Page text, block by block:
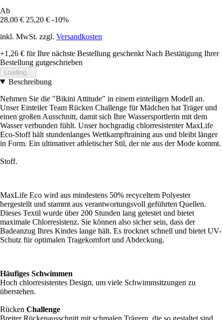
Ab
28,00 € 25,20 € -10%
inkl. MwSt. zzgl. Versandkosten
+1,26 € für Ihre nächste Bestellung geschenkt Nach Bestätigung Ihrer
Bestellung gutgeschrieben
Loading...
Beschreibung
Nehmen Sie die "Bikini Attitude" in einem einteiligen Modell an.
Unser Einteiler Team Rücken Challenge für Mädchen hat Träger und
einen großen Ausschnitt, damit sich Ihre Wassersportlerin mit dem
Wasser verbunden fühlt. Unser hochgradig chlorresistenter MaxLife
Eco-Stoff hält stundenlanges Wettkampftraining aus und bleibt länger
in Form. Ein ultimativer athletischer Stil, der nie aus der Mode kommt.
Stoff.
MaxLife Eco wird aus mindestens 50% recyceltem Polyester
hergestellt und stammt aus verantwortungsvoll geführten Quellen.
Dieses Textil wurde über 200 Stunden lang getestet und bietet
maximale Chlorresistenz. Sie können also sicher sein, dass der
Badeanzug Ihres Kindes lange hält. Es trocknet schnell und bietet UV-
Schutz für optimalen Tragekomfort und Abdeckung.
Häufiges Schwimmen
Hoch chlorresistentes Design, um viele Schwimmsitzungen zu
überstehen.
Rücken Challenge
Breiter Rückenausschnitt mit schmalen Trägern, die so gestaltet sind,